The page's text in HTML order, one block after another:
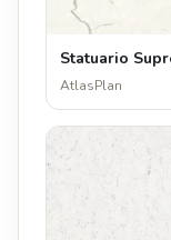
Statuario
AtlasPlan